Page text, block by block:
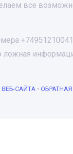
все
+74951210041
САЙТА • ОБРАТНАЯ